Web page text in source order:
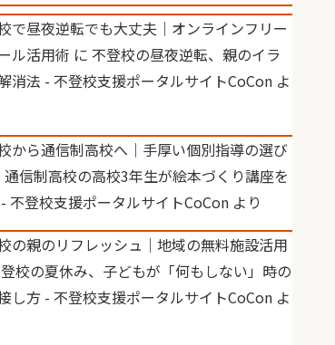
で昼夜逆転でも大丈夫｜オンラインフリー
ル活用術 に 不登校の昼夜逆転、親のイラ
消法 - 不登校支援ポータルサイトCoCon よ
から通信制高校へ｜手厚い個別指導の選び
通信制高校の高校3年生が絵本づくり講座を
不登校支援ポータルサイトCoCon より
の親のリフレッシュ｜地域の無料施設活用
校の夏休み、子どもが「何もしない」時の
し方 - 不登校支援ポータルサイトCoCon よ